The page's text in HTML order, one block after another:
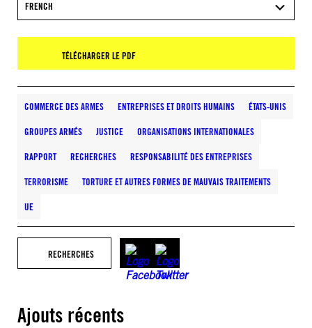
FRENCH
TÉLÉCHARGER LE PDF
COMMERCE DES ARMES ENTREPRISES ET DROITS HUMAINS ÉTATS-UNIS
GROUPES ARMÉS JUSTICE ORGANISATIONS INTERNATIONALES
RAPPORT RECHERCHES RESPONSABILITÉ DES ENTREPRISES
TERRORISME TORTURE ET AUTRES FORMES DE MAUVAIS TRAITEMENTS
UE
RECHERCHES
Ajouts récents